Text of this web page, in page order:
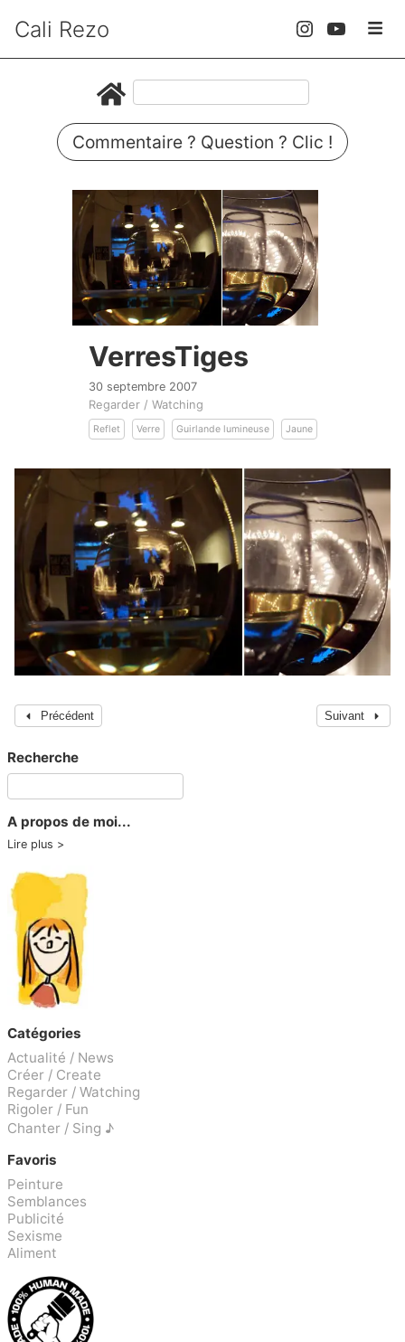
Cali Rezo
Commentaire ? Question ? Clic !
VerresTiges
30 septembre 2007
Regarder / Watching
Reflet Verre Guirlande lumineuse Jaune
Précédent Suivant
Recherche
A propos de moi...
Lire plus
Catégories
Actualité / News
Créer / Create
Regarder / Watching
Rigoler / Fun
Chanter / Sing ♪
Favoris
Peinture
Semblances
Publicité
Sexisme
Aliment